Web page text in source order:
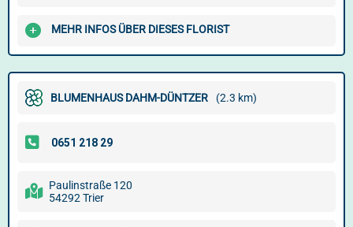
MEHR INFOS ÜBER DIESES FLORIST
BLUMENHAUS DAHM-DÜNTZER (2.3 km)
Paulinstraße 120
54292 Trier